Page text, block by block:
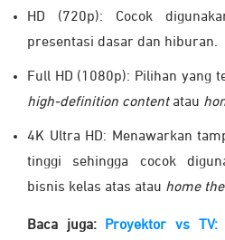
HD (720p): Cocok
presentasi dasar dan hiburan.
Full HD (1080p): Pilihan yang
high-definition contentatau
4K Ultra HD: Menawarkan
tinggi sehingga cocok
bisnis kelas atas atau home
Baca juga:
Proyektor vs TV: